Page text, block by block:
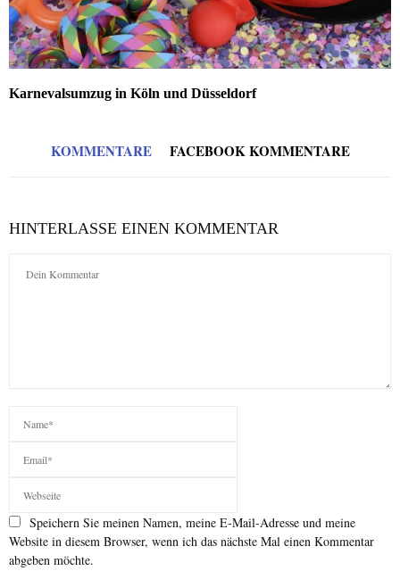
Karnevalsumzug in Köln und Düsseldorf
KOMMENTARE FACEBOOK KOMMENTARE
HINTERLASSE EINEN KOMMENTAR
Speichern Sie meinen Namen, meine E-Mail-Adresse und meine
Website in diesem Browser, wenn ich das nächste Mal einen Kommentar
abgeben möchte.